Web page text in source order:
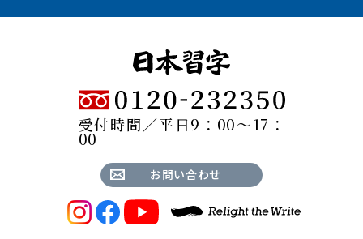
受付時間／平日9：00～17：
00
お問い合わせ